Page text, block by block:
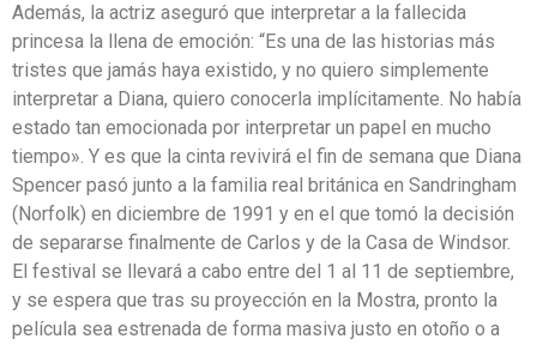
Además, la actriz aseguró que interpretar a la fallecida
princesa la llena de emoción: “Es una de las historias más
tristes que jamás haya existido, y no quiero simplemente
interpretar a Diana, quiero conocerla implícitamente. No había
estado tan emocionada por interpretar un papel en mucho
tiempo». Y es que la cinta revivirá el fin de semana que Diana
Spencer pasó junto a la familia real británica en Sandringham
(Norfolk) en diciembre de 1991 y en el que tomó la decisión
de separarse finalmente de Carlos y de la Casa de Windsor.
El festival se llevará a cabo entre del 1 al 11 de septiembre,
y se espera que tras su proyección en la Mostra, pronto la
película sea estrenada de forma masiva justo en otoño o a